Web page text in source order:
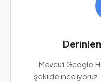
Mevcut Google
şekilde